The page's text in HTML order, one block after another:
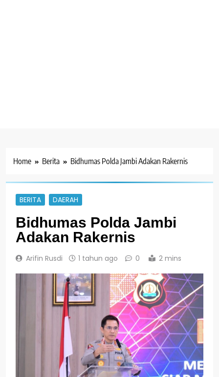
Home Berita Bidhumas Polda Jambi Adakan Rakernis
BERITA DAERAH
Bidhumas Polda Jambi
Adakan Rakernis
Arifin Rusdi 1 tahun ago 0 2 mins